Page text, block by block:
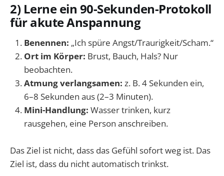
2) Lerne ein 90-Sekunden-Protokoll
für akute Anspannung
Benennen: „Ich spüre Angst/Traurigkeit/Scham.“
Ort im Körper: Brust, Bauch, Hals? Nur
beobachten.
Atmung verlangsamen: z. B. 4 Sekunden ein,
6–8 Sekunden aus (2–3 Minuten).
Mini-Handlung: Wasser trinken, kurz
rausgehen, eine Person anschreiben.
Das Ziel ist nicht, dass das Gefühl sofort weg ist. Das
Ziel ist, dass du nicht automatisch trinkst.